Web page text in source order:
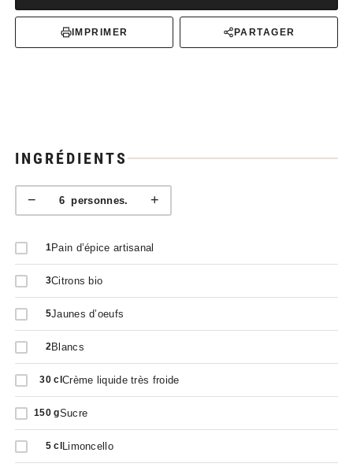
IMPRIMER PARTAGER
INGRÉDIENTS
− 6personnes. +
1Pain d’épice artisanal
3Citrons bio
5Jaunes d’oeufs
2Blancs
30 cl Crème liquide très froide
150 gSucre
5 cl Limoncello